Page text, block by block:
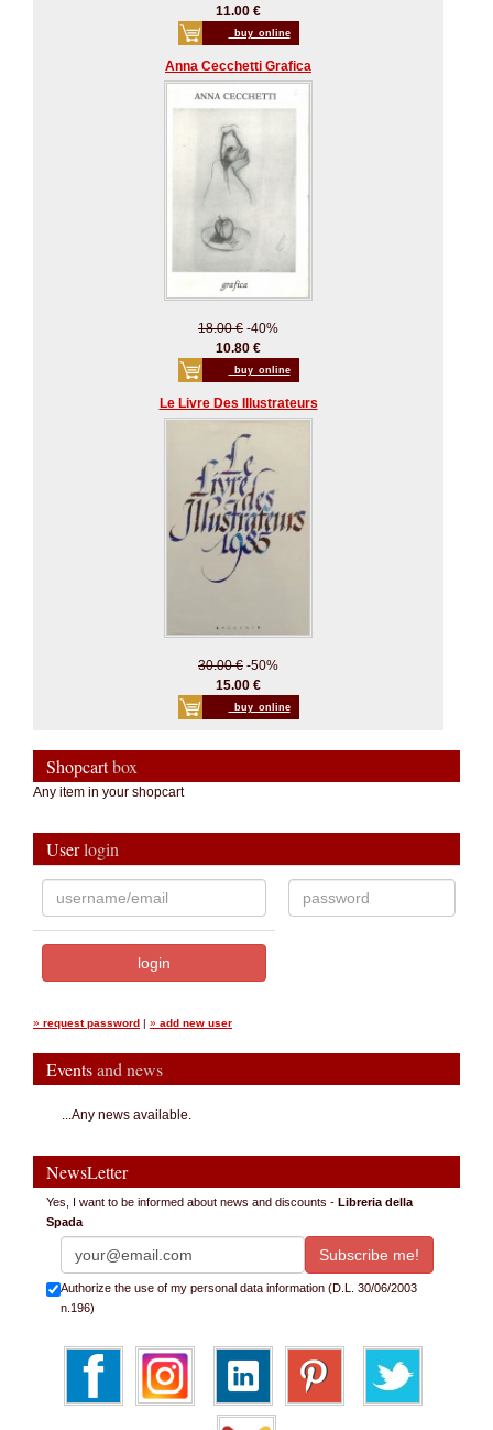
11.00 €
_buy_online
Anna Cecchetti Grafica
18.00 € -40%
10.80 €
_buy_online
Le Livre Des Illustrateurs
30.00 € -50%
15.00 €
_buy_online
Shopcartbox
Any item in your shopcart
Userlogin
» request password | » add new user
Eventsand news
...Any news available.
NewsLetter
Yes, I want to be informed about news and discounts - Libreria della
Spada
Authorize the use of my personal data information (D.L. 30/06/2003
n.196)